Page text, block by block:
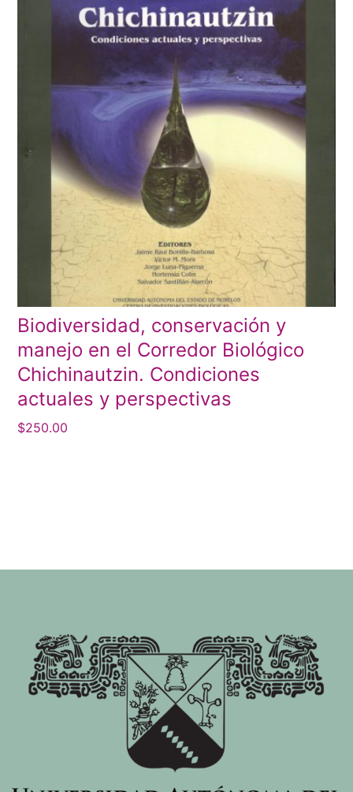
Biodiversidad, conservación y
manejo en el Corredor Biológico
Chichinautzin. Condiciones
actuales y perspectivas
$250.00